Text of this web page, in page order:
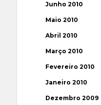
Junho 2010
Maio 2010
Abril 2010
Março 2010
Fevereiro 2010
Janeiro 2010
Dezembro 2009